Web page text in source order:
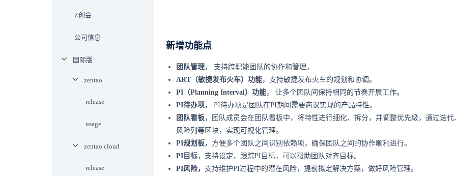
新增功能点
团队管理， 支持跨职能团队的协作和管理。
ART（敏捷发布火车）功能，支持敏捷发布火车的规划和协调。
PI（Planning Interval）功能， 让多个团队间保持相同的节奏开展工作。
PI待办项 ， PI待办项是团队在PI期间需要商议实现的产品特性。
团队看板，
团队成员会在团队看板中，将特性进行细化、拆分，并调整优先级，通过迭代
风险列等区块，实现可视化管理。
PI规划板，方便多个团队之间识别依赖项，确保团队之间的协作顺利进行。
PI目标，支持设定、跟踪PI目标，可以帮助团队对齐目标。
PI风险， 支持维护PI过程中的潜在风险，提前拟定解决方案，做好风险管理。
Z创会
公司信息
国际版
zentao
release
usage
zentao cloud
release